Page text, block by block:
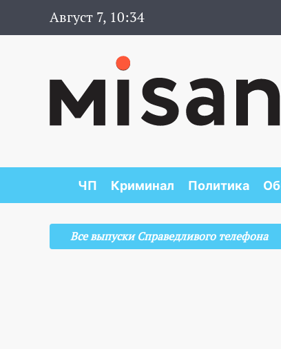
Август 7, 10:34
ЧП Криминал Политика
Все выпуски Справедливого телефона